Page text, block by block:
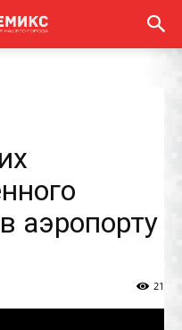
аэропорту
21